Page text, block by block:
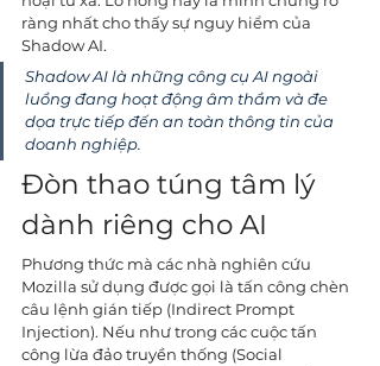
ràng nhất cho thấy sự nguy hiểm của
Shadow AI.
Shadow AI là những công cụ AI ngoài
luồng đang hoạt động âm thầm và đe
dọa trực tiếp đến an toàn thông tin của
doanh nghiệp.
Đòn thao túng tâm lý
dành riêng cho AI
Phương thức mà các nhà nghiên cứu
Mozilla sử dụng được gọi là tấn công chèn
câu lệnh gián tiếp (Indirect Prompt
Injection). Nếu như trong các cuộc tấn
công lừa đảo truyền thống (Social